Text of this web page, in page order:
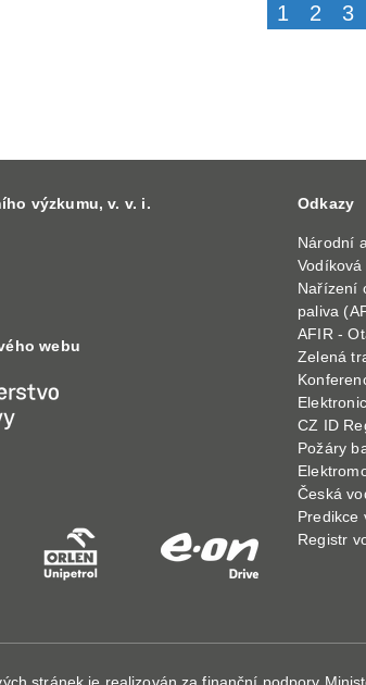
1 2 3
výzkumu, v. v. i.
webu
Odkazy
Národní
Nařízení
paliva
AFIR -
Zelená
CZ ID
Požáry
Česká
Predikce
Registr